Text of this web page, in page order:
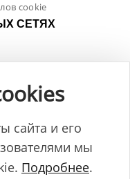
cookie
СЕТЯХ
сайта и его
мы
Подробнее.